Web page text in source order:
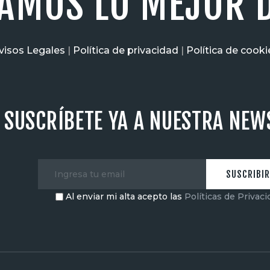
Legales Política de privacidad Política de
SUSCRÍBETE YA A NUESTRA
Al enviar mi alta acepto las Políticas de